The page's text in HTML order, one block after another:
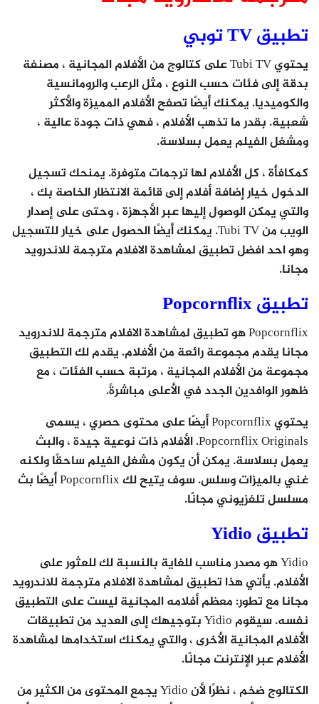
تطبيق TV توبي
يحتوي Tubi TV على كتالوج من الأفلام المجانية ، مصنفة
بدقة إلى فئات حسب النوع ، مثل الرعب والرومانسية
والكوميديا. يمكنك أيضًا تصفح الأفلام المميزة والأكثر
شعبية. بقدر ما تذهب الأفلام ، فهي ذات جودة عالية ،
ومشغل الفيلم يعمل بسلاسة.
كمكافأة ، كل الأفلام لها ترجمات متوفرة. يمنحك تسجيل
الدخول خيار إضافة أفلام إلى قائمة الانتظار الخاصة بك ،
والتي يمكن الوصول إليها عبر الأجهزة ، وحتى على إصدار
الويب من Tubi TV. يمكنك أيضًا الحصول على خيار للتسجيل
وهو احد افضل تطبيق لمشاهدة الافلام مترجمة للاندرويد
مجانا.
تطبيق Popcornflix
Popcornflix هو تطبيق لمشاهدة الافلام مترجمة للاندرويد
مجانا يقدم مجموعة رائعة من الأفلام. يقدم لك التطبيق
مجموعة من الأفلام المجانية ، مرتبة حسب الفئات ، مع
ظهور الوافدين الجدد في الأعلى مباشرةً.
يحتوي Popcornflix أيضًا على محتوى حصري ، يسمى
Popcornflix Originals. الأفلام ذات نوعية جيدة ، والبث
يعمل بسلاسة. يمكن أن يكون مشغل الفيلم ساحقًا ولكنه
غني بالميزات وسلس. سوف يتيح لك Popcornflix أيضًا بث
مسلسل تلفزيوني مجانًا.
تطبيق Yidio
Yidio هو مصدر مناسب للغاية بالنسبة لك للعثور على
الأفلام. يأتي هذا تطبيق لمشاهدة الافلام مترجمة للاندرويد
مجانا مع تطور: معظم أفلامه المجانية ليست على التطبيق
نفسه. سيقوم Yidio بتوجيهك إلى العديد من تطبيقات
الأفلام المجانية الأخرى ، والتي يمكنك استخدامها لمشاهدة
الأفلام عبر الإنترنت مجانًا.
الكتالوج ضخم ، نظرًا لأن Yidio يجمع المحتوى من الكثير من